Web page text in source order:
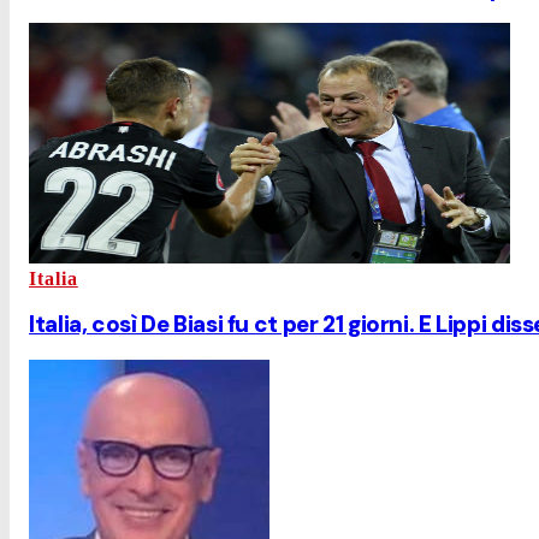
Italia
Italia, così De Biasi fu ct per 21 giorni. E Lippi